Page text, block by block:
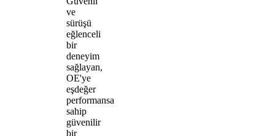
ve
sürüşü
eğlenceli
bir
deneyim
sağlayan,
OE'ye
eşdeğer
performansa
sahip
güvenilir
bir